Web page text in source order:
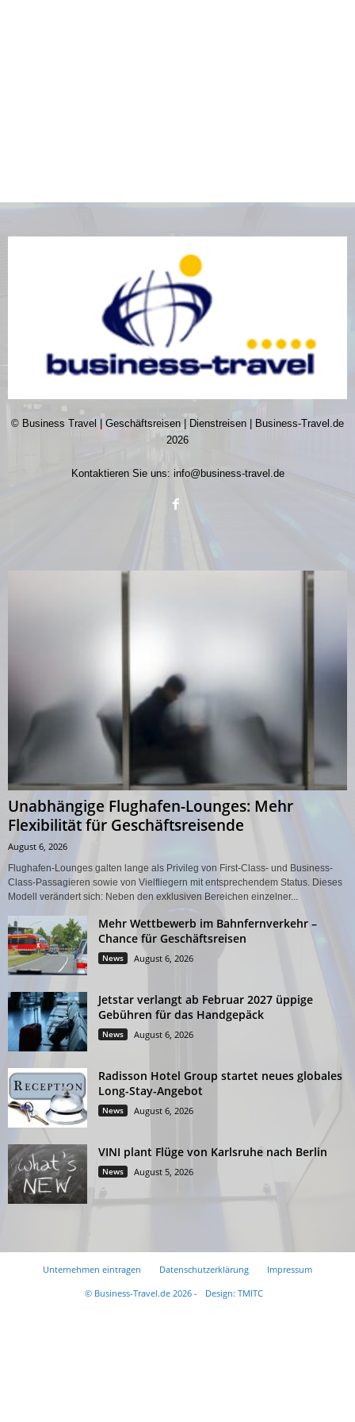
© Business Travel | Geschäftsreisen | Dienstreisen | Business-Travel.de
2026
Kontaktieren Sie uns: info@business-travel.de
Unabhängige Flughafen-Lounges: Mehr
Flexibilität für Geschäftsreisende
August 6, 2026
Flughafen-Lounges galten lange als Privileg von First-Class- und Business-
Class-Passagieren sowie von Vielfliegern mit entsprechendem Status. Dieses
Modell verändert sich: Neben den exklusiven Bereichen einzelner...
Mehr Wettbewerb im Bahnfernverkehr –
Chance für Geschäftsreisen
News August 6, 2026
Jetstar verlangt ab Februar 2027 üppige
Gebühren für das Handgepäck
News August 6, 2026
Radisson Hotel Group startet neues globales
Long-Stay-Angebot
News August 6, 2026
VINI plant Flüge von Karlsruhe nach Berlin
News August 5, 2026
Unternehmen eintragen Datenschutzerklärung
Impressum
© Business-Travel.de 2026 -
Design: TMITC